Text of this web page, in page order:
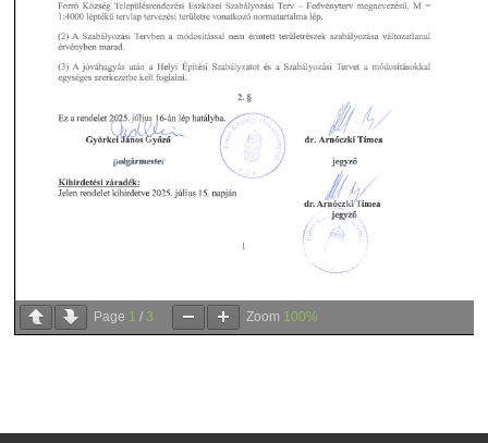
Page 1 / 3 Zoom 100%